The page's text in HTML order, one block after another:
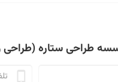
طراحی ستاره